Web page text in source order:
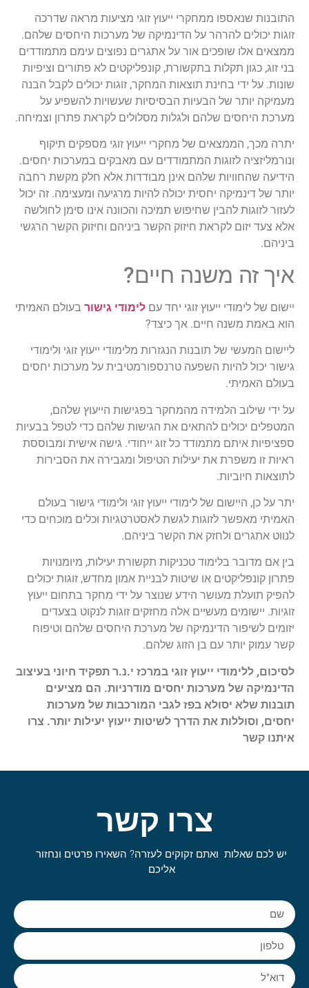
התובנות שנאספו ממחקרי ייעוץ זוגי מציעות מראה שדרכה
זוגות יכולים להרהר על הדינמיקה של מערכות היחסים שלהם.
ממצאים אלו שופכים אור על אתגרים נפוצים עימם מתמודדים
בני זוג, כגון תקלות בתקשורת, קונפליקטים לא פתורים וציפיות
שונות. על ידי בחינת תוצאות המחקר, זוגות יכולים לקבל הבנה
מעמיקה יותר של הבעיות הבסיסיות שעשויות להשפיע על
מערכת היחסים שלהם ולגלות מסלולים לקראת פתרון וצמיחה.
יתרה מכך, הממצאים של מחקרי ייעוץ זוגי מספקים תיקוף
ונורמליזציה לזוגות המתמודדים עם מאבקים במערכות יחסים.
הידיעה שהחוויות שלהם אינן מבודדות אלא חלק מקשת רחבה
יותר של דינמיקה יחסית יכולה להיות מרגיעה ומעצימה. זה יכול
לעזור לזוגות להבין שחיפוש תמיכה והכוונה אינו סימן לחולשה
אלא צעד יזום לקראת חיזוק הקשר ביניהם וחיזוק הקשר הרגשי
ביניהם.
איך זה משנה חיים?
יישום של לימודי ייעוץ זוגי יחד עם לימודי גישור בעולם האמיתי
הוא באמת משנה חיים. אך כיצד?
ליישום המעשי של תובנות הנגזרות מלימודי ייעוץ זוגי ולימודי
גישור יכול להיות השפעה טרנספורמטיבית על מערכות יחסים
בעולם האמיתי.
על ידי שילוב הלמידה מהמחקר בפגישות הייעוץ שלהם,
המטפלים יכולים להתאים את הגישות שלהם כדי לטפל בבעיות
ספציפיות איתם מתמודד כל זוג ייחודי. גישה אישית ומבוססת
ראיות זו משפרת את יעילות הטיפול ומגבירה את הסבירות
לתוצאות חיוביות.
יתר על כן, היישום של לימודי ייעוץ זוגי ולימודי גישור בעולם
האמיתי מאפשר לזוגות לגשת לאסטרטגיות וכלים מוכחים כדי
לנווט אתגרים ולחזק את הקשר ביניהם.
בין אם מדובר בלימוד טכניקות תקשורת יעילות, מיומנויות
פתרון קונפליקטים או שיטות לבניית אמון מחדש, זוגות יכולים
להפיק תועלת מעושר הידע שנוצר על ידי מחקר בתחום ייעוץ
זוגיות. יישומים מעשיים אלה מחזקים זוגות לנקוט בצעדים
יזומים לשיפור הדינמיקה של מערכת היחסים שלהם וטיפוח
קשר עמוק יותר עם בן הזוג שלהם.
לסיכום, ללימודי ייעוץ זוגי במרכז י.נ.ר תפקיד חיוני בעיצוב
הדינמיקה של מערכות יחסים מודרניות. הם מציעים
תובנות שלא יסולא בפז לגבי המורכבות של מערכות
יחסים, וסוללות את הדרך לשיטות ייעוץ יעילות יותר. צרו
איתנו קשר
צרו קשר
יש לכם שאלות ואתם זקוקים לעזרה? השאירו פרטים ונחזור
אליכם